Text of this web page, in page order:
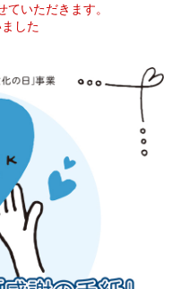
ていただきます。
した